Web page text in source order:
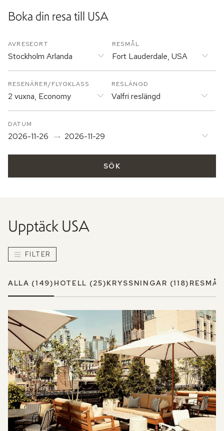
Boka din resa till USA
AVRESEORT
Stockholm Arlanda
RESMÅL
Fort Lauderdale, USA
RESLÄNGD
Valfri reslängd
DATUM
2026-11-26 2026-11-29
RESENÄRER/FLYGKLASS
2 vuxna, Economy
SÖK
Upptäck USA
FILTER
ALLA (149) HOTELL (25)KRYSSNINGAR (118) RESMÅL